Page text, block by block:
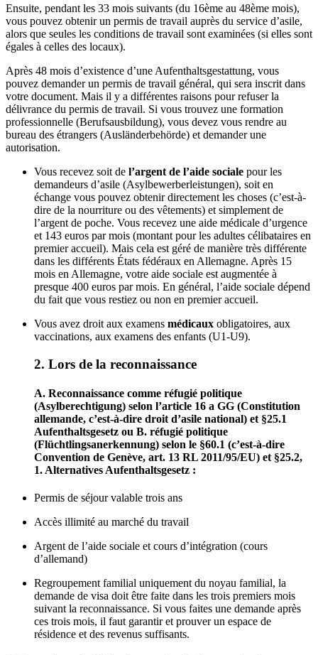
Ensuite, pendant les 33 mois suivants (du 16ème au 48ème mois),
vous pouvez obtenir un permis de travail auprès du service d’asile,
alors que seules les conditions de travail sont examinées (si elles sont
égales à celles des locaux).
Après 48 mois d’existence d’une Aufenthaltsgestattung, vous
pouvez demander un permis de travail général, qui sera inscrit dans
votre document. Mais il y a différentes raisons pour refuser la
délivrance du permis de travail. Si vous trouvez une formation
professionnelle (Berufsausbildung), vous devez vous rendre au
bureau des étrangers (Ausländerbehörde) et demander une
autorisation.
Vous recevez soit de l’argent de l’aide sociale pour les
demandeurs d’asile (Asylbewerberleistungen), soit en
échange vous pouvez obtenir directement les choses (c’est-à-
dire de la nourriture ou des vêtements) et simplement de
l’argent de poche. Vous recevez une aide médicale d’urgence
et 143 euros par mois (montant pour les adultes célibataires en
premier accueil). Mais cela est géré de manière très différente
dans les différents États fédéraux en Allemagne. Après 15
mois en Allemagne, votre aide sociale est augmentée à
presque 400 euros par mois. En général, l’aide sociale dépend
du fait que vous restiez ou non en premier accueil.
Vous avez droit aux examens médicaux obligatoires, aux
vaccinations, aux examens des enfants (U1-U9).
2. Lors de la reconnaissance
A. Reconnaissance comme réfugié politique
(Asylberechtigung) selon l’article 16 a GG (Constitution
allemande, c’est-à-dire droit d’asile national) et §25.1
Aufenthaltsgesetz ou B. réfugié politique
(Flüchtlingsanerkennung) selon le §60.1 (c’est-à-dire
Convention de Genève, art. 13 RL 2011/95/EU) et §25.2,
1. Alternatives Aufenthaltsgesetz :
Permis de séjour valable trois ans
Accès illimité au marché du travail
Argent de l’aide sociale et cours d’intégration (cours
d’allemand)
Regroupement familial uniquement du noyau familial, la
demande de visa doit être faite dans les trois premiers mois
suivant la reconnaissance. Si vous faites une demande après
ces trois mois, il faut garantir et prouver un espace de
résidence et des revenus suffisants.